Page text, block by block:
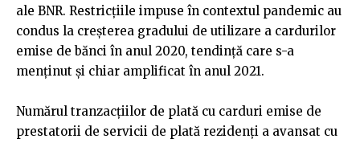
ale BNR. Restricțiile impuse în contextul pandemic au
condus la creșterea gradului de utilizare a cardurilor
emise de bănci în anul 2020, tendință care s-a
menținut și chiar amplificat în anul 2021.
Numărul tranzacțiilor de plată cu carduri emise de
prestatorii de servicii de plată rezidenţi a avansat cu